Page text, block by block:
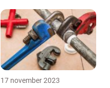
17 november 2023